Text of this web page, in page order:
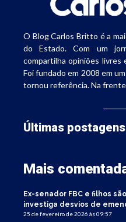
O Blog Carlos Britto é a
do Estado. Com um
compartilha opiniões livres
Foi fundado em 2008 em
tornou referência. Na
Últimas postagens
Mais
Ex-senador FBC e filhos
investiga desvios de
25 de fevereiro de 2026 às 09:57